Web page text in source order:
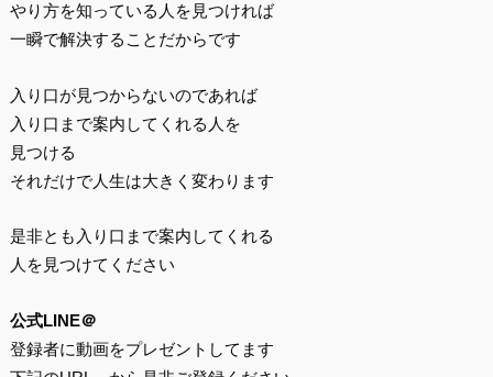
やり方を知っている人を見つければ
一瞬で解決することだからです
入り口が見つからないのであれば
入り口まで案内してくれる人を
見つける
それだけで人生は大きく変わります
是非とも入り口まで案内してくれる
人を見つけてください
公式LINE＠
登録者に動画をプレゼントしてます